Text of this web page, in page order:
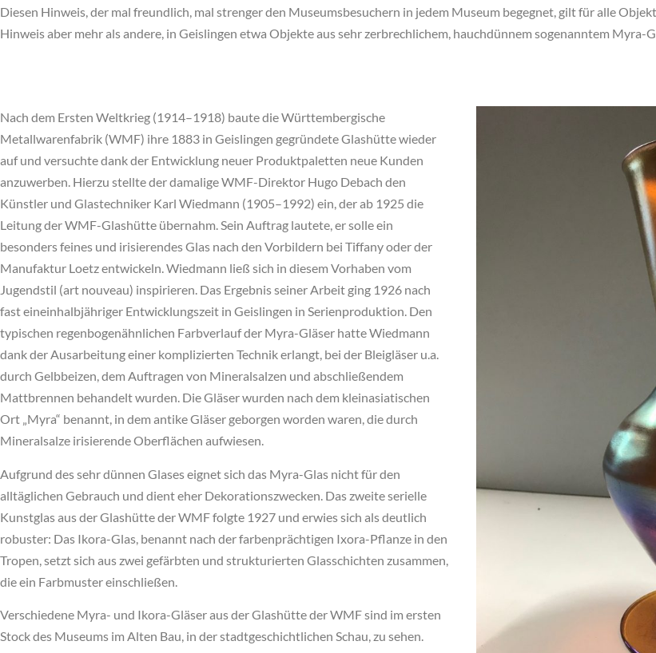
Diesen Hinweis, der mal freundlich, mal strenger den Museumsbesuchern in jedem Museum begegnet, gilt für alle
Hinweis aber mehr als andere, in Geislingen etwa Objekte aus sehr zerbrechlichem, hauchdünnem sogenanntem Myra-
Nach dem Ersten Weltkrieg (1914–1918) baute die Württembergische
Metallwarenfabrik (WMF) ihre 1883 in Geislingen gegründete Glashütte wieder
auf und versuchte dank der Entwicklung neuer Produktpaletten neue Kunden
anzuwerben. Hierzu stellte der damalige WMF-Direktor Hugo Debach den
Künstler und Glastechniker Karl Wiedmann (1905–1992) ein, der ab 1925 die
Leitung der WMF-Glashütte übernahm. Sein Auftrag lautete, er solle ein
besonders feines und irisierendes Glas nach den Vorbildern bei Tiffany oder der
Manufaktur Loetz entwickeln. Wiedmann ließ sich in diesem Vorhaben vom
Jugendstil (art nouveau) inspirieren. Das Ergebnis seiner Arbeit ging 1926 nach
fast eineinhalbjähriger Entwicklungszeit in Geislingen in Serienproduktion. Den
typischen regenbogenähnlichen Farbverlauf der Myra-Gläser hatte Wiedmann
dank der Ausarbeitung einer komplizierten Technik erlangt, bei der Bleigläser u.a.
durch Gelbbeizen, dem Auftragen von Mineralsalzen und abschließendem
Mattbrennen behandelt wurden. Die Gläser wurden nach dem kleinasiatischen
Ort „Myra“ benannt, in dem antike Gläser geborgen worden waren, die durch
Mineralsalze irisierende Oberflächen aufwiesen.
Aufgrund des sehr dünnen Glases eignet sich das Myra-Glas nicht für den
alltäglichen Gebrauch und dient eher Dekorationszwecken. Das zweite serielle
Kunstglas aus der Glashütte der WMF folgte 1927 und erwies sich als deutlich
robuster: Das Ikora-Glas, benannt nach der farbenprächtigen Ixora-Pflanze in den
Tropen, setzt sich aus zwei gefärbten und strukturierten Glasschichten zusammen,
die ein Farbmuster einschließen.
Verschiedene Myra- und Ikora-Gläser aus der Glashütte der WMF sind im ersten
Stock des Museums im Alten Bau, in der stadtgeschichtlichen Schau, zu sehen.